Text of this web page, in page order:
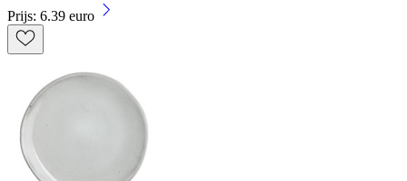
Prijs: 6.39 euro